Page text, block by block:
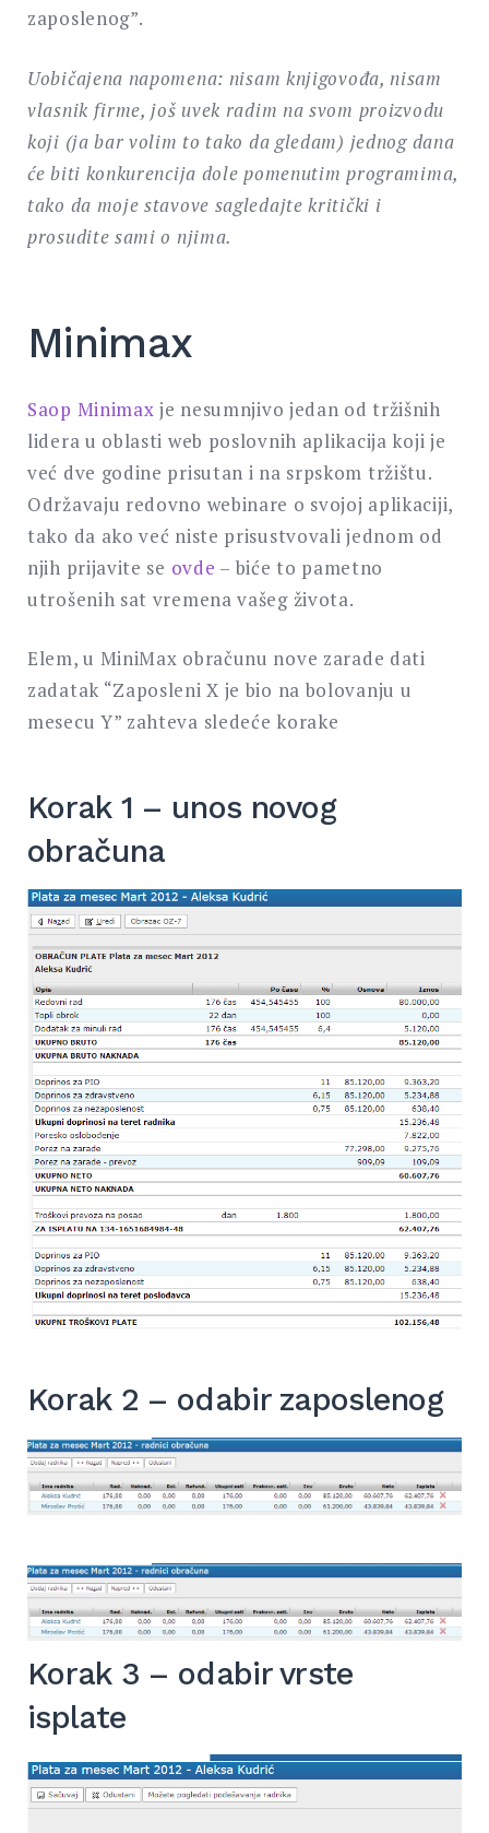
zaposlenog”.
Uobičajena napomena: nisam knjigovođa, nisam
vlasnik firme, još uvek radim na svom proizvodu
koji (ja bar volim to tako da gledam) jednog dana
će biti konkurencija dole pomenutim programima,
tako da moje stavove sagledajte kritički i
prosudite sami o njima.
Minimax
Saop Minimax je nesumnjivo jedan od tržišnih
lidera u oblasti web poslovnih aplikacija koji je
već dve godine prisutan i na srpskom tržištu.
Održavaju redovno webinare o svojoj aplikaciji,
tako da ako već niste prisustvovali jednom od
njih prijavite se ovde – biće to pametno
utrošenih sat vremena vašeg života.
Elem, u MiniMax obračunu nove zarade dati
zadatak “Zaposleni X je bio na bolovanju u
mesecu Y” zahteva sledeće korake
Korak 1 – unos novog
obračuna
Korak 2 – odabir zaposlenog
Korak 3 – odabir vrste
isplate